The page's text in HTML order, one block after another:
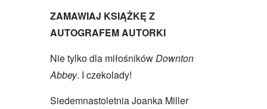
ZAMAWIAJ KSIĄŻKĘ Z
AUTOGRAFEM AUTORKI
Nie tylko dla miłośnikówDownton
Abbey. I czekolady!
Siedemnastoletnia Joanka Miller